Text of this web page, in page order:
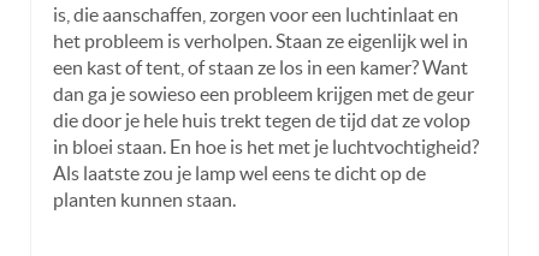
is, die aanschaffen, zorgen voor een luchtinlaat en
het probleem is verholpen. Staan ze eigenlijk wel in
een kast of tent, of staan ze los in een kamer? Want
dan ga je sowieso een probleem krijgen met de geur
die door je hele huis trekt tegen de tijd dat ze volop
in bloei staan. En hoe is het met je luchtvochtigheid?
Als laatste zou je lamp wel eens te dicht op de
planten kunnen staan.